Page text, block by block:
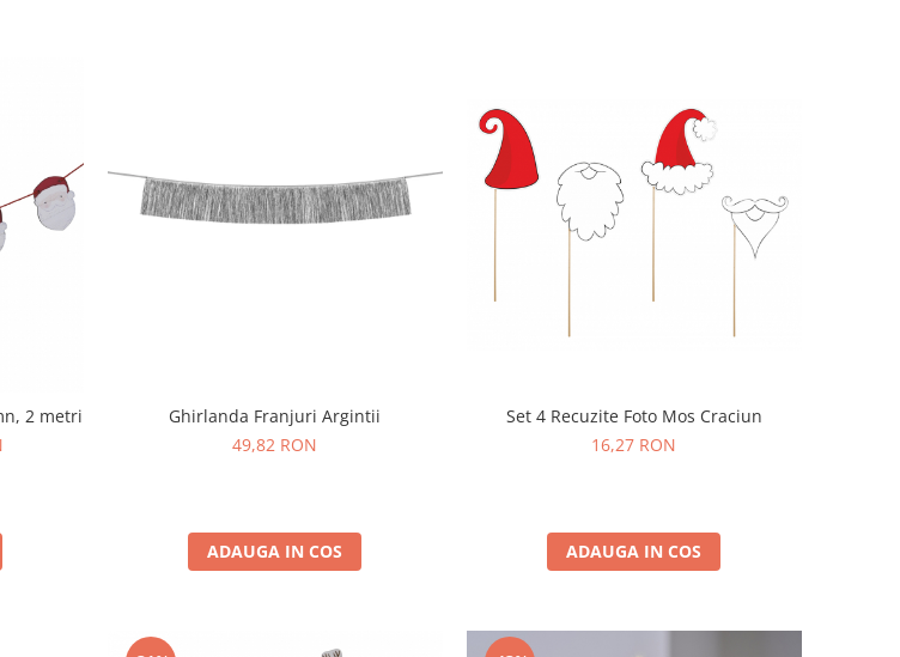
2 metri
Ghirlanda Franjuri Argintii
49,82 RON
ADAUGA IN COS
Set 4 Recuzite Foto Mos Craciun
16,27 RON
ADAUGA IN COS